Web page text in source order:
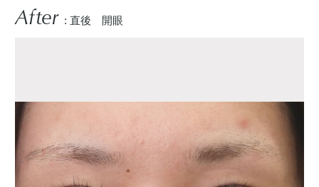
After : 直後 開眼